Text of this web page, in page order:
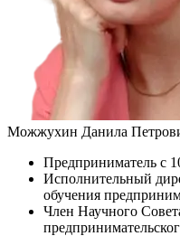
Можжухин Данила
Предприниматель с
Исполнительный
обучения
Член Научного